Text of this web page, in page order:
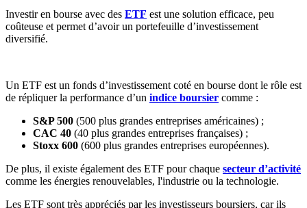
Investir en bourse avec des ETF est une solution efficace, peu
coûteuse et permet d’avoir un portefeuille d’investissement
diversifié.
Un ETF est un fonds d’investissement coté en bourse dont le rôle est
de répliquer la performance d’un indice boursier comme :
S&P 500 (500 plus grandes entreprises américaines) ;
CAC 40 (40 plus grandes entreprises françaises) ;
Stoxx 600 (600 plus grandes entreprises européennes).
De plus, il existe également des ETF pour chaque secteur d’activité
comme les énergies renouvelables, l'industrie ou la technologie.
Les ETF sont très appréciés par les investisseurs boursiers, car ils